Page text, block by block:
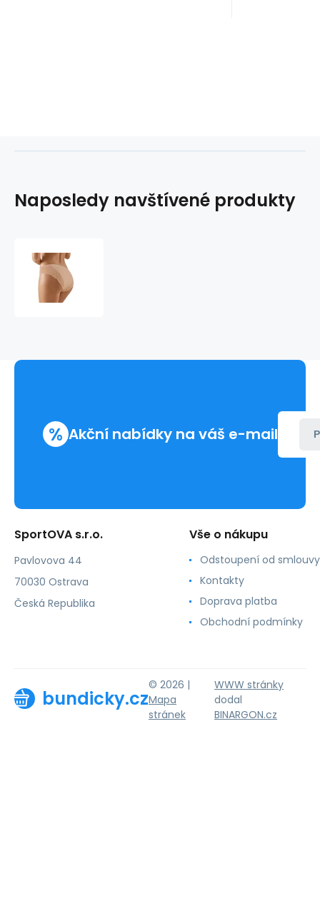
Naposledy navštívené produkty
% Akční nabídky na váš e-mail
SportOVA s.r.o.
Pavlovova 44
70030 Ostrava
Česká Republika
Vše o nákupu
Odstoupení od smlouvy
Kontakty
Doprava platba
Obchodní podmínky
bundicky.cz
© 2026 |
Mapa
stránek
WWW stránky
dodal
BINARGON.cz